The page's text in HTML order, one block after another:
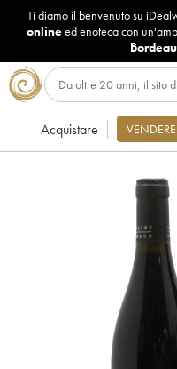
Ti diamo il benvenuto su
onlineed enoteca con
Acquistare VENDERE